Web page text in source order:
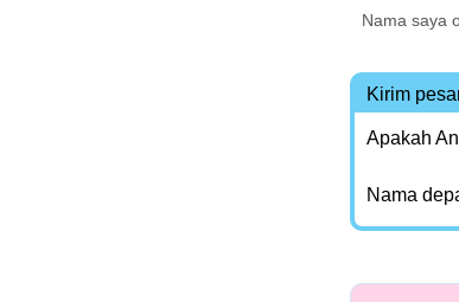
Nama saya
Kirim
Apakah
Nama